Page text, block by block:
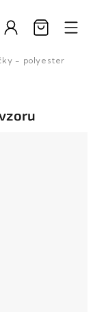
- polyester